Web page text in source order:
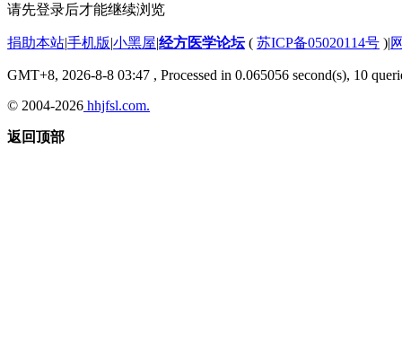
请先登录后才能继续浏览
捐助本站|手机版|小黑屋|经方医学论坛( 苏ICP备05020114号 )|
GMT+8, 2026-8-8 03:47 , Processed in 0.065056 second(s), 10
© 2004-2026 hhjfsl.com.
返回顶部